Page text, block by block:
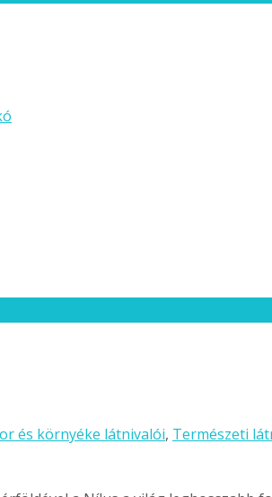
és környéke látnivalói, Természeti